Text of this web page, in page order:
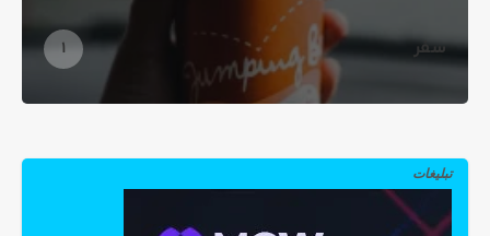
سفر 1
تبلیغات